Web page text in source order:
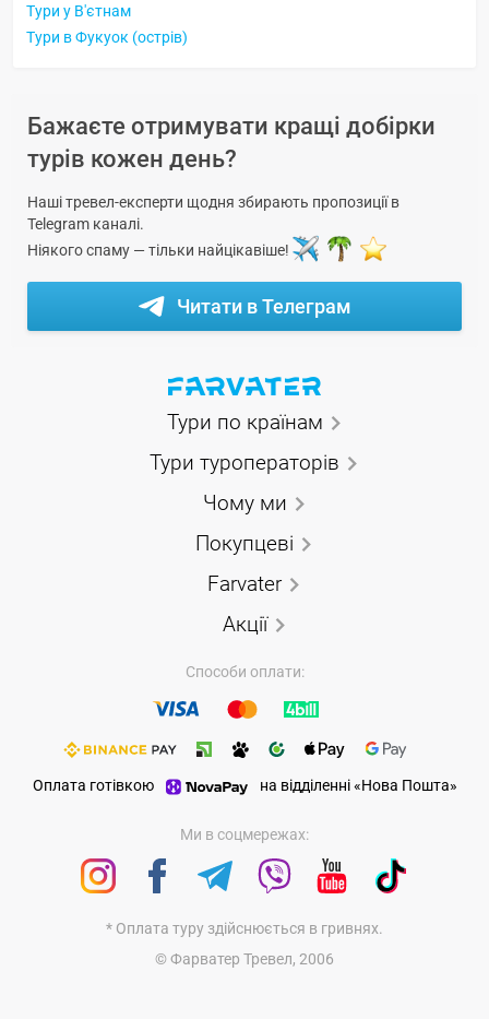
Тури у В'єтнам
Тури в Фукуок (острів)
Бажаєте отримувати кращі добірки
турів кожен день?
Наші тревел-експерти щодня збирають пропозиції в
Telegram каналі.
Ніякого спаму — тільки найцікавіше!
Читати в Телеграм
Тури по країнам
Тури туроператорів
Чому ми
Покупцеві
Farvater
Акції
Способи оплати:
Оплата готівкою на відділенні «Нова Пошта»
Ми в соцмережах:
* Оплата туру здійснюється в гривнях.
© Фарватер Тревел, 2006